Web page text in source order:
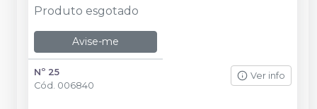
Produto esgotado
Avise-me
Nº 25
Cód. 006840
Ver info